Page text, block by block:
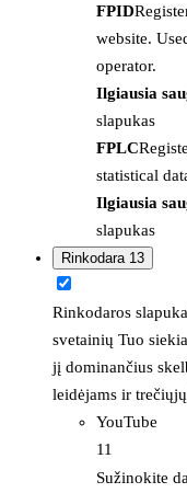
FPID
website.
operator.
Ilgiausia
slapukas
FPLC
statistical
Ilgiausia
slapukas
Rinkodara 13
Rinkodaros
svetainių Tuo
jį dominančius
leidėjams ir
YouTube
11
Sužinokite